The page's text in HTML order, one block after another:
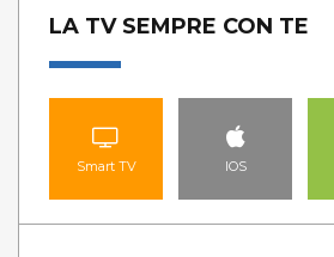
LA TV SEMPRE CON TE
Smart TV IOS